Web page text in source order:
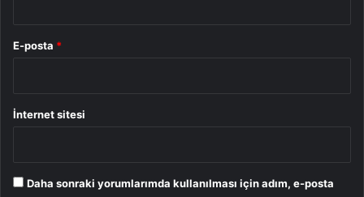
E-posta *
İnternet sitesi
Daha sonraki yorumlarımda kullanılması için adım, e-posta